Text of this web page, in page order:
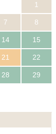
1
7 8
14 15
21 22
28 29